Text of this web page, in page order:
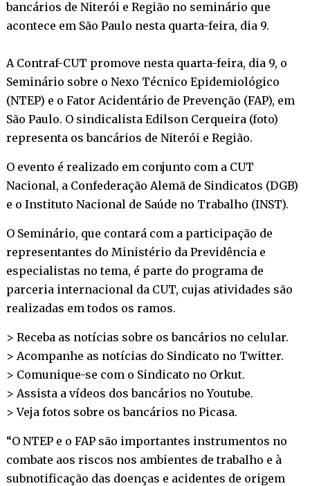
bancários de Niterói e Região no seminário que
acontece em São Paulo nesta quarta-feira, dia 9.
A Contraf-CUT promove nesta quarta-feira, dia 9, o
Seminário sobre o Nexo Técnico Epidemiológico
(NTEP) e o Fator Acidentário de Prevenção (FAP), em
São Paulo. O sindicalista Edilson Cerqueira (foto)
representa os bancários de Niterói e Região.
O evento é realizado em conjunto com a CUT
Nacional, a Confederação Alemã de Sindicatos (DGB)
e o Instituto Nacional de Saúde no Trabalho (INST).
O Seminário, que contará com a participação de
representantes do Ministério da Previdência e
especialistas no tema, é parte do programa de
parceria internacional da CUT, cujas atividades são
realizadas em todos os ramos.
> Receba as notícias sobre os bancários no celular.
> Acompanhe as notícias do Sindicato no Twitter.
> Comunique-se com o Sindicato no Orkut.
> Assista a vídeos dos bancários noYoutube.
> Veja fotos sobre os bancários no Picasa.
“O NTEP e o FAP são importantes instrumentos no
combate aos riscos nos ambientes de trabalho e à
subnotificação das doenças e acidentes de origem